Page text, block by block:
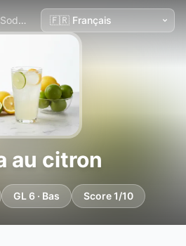
Soda au citron
au citron
GL 6 · Bas Score 1/10